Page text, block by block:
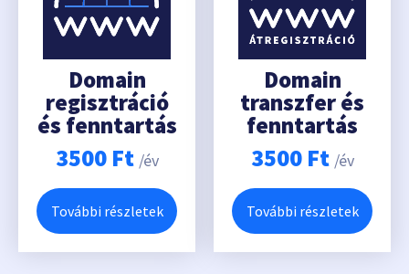
Domain
regisztráció
és fenntartás
3500 Ft /év
További részletek
Domain
transzfer és
fenntartás
3500 Ft /év
További részletek